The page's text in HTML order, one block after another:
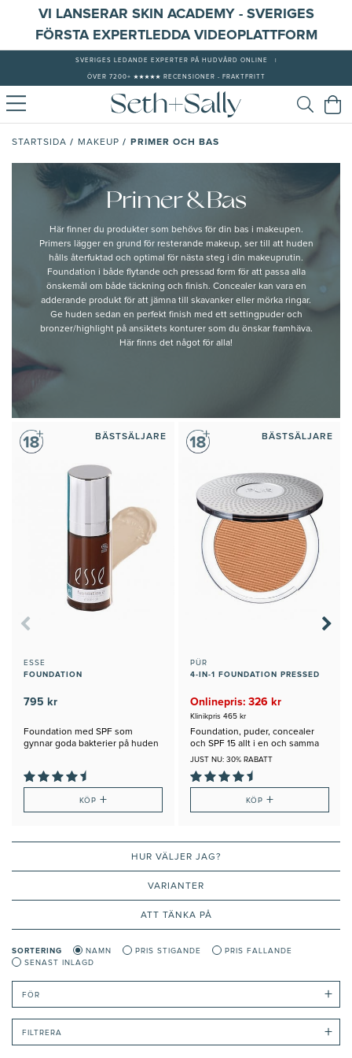
VI LANSERAR SKIN ACADEMY - SVERIGES
FÖRSTA EXPERTLEDDA VIDEOPLATTFORM
SVERIGES LEDANDE EXPERTER PÅ HUDVÅRD ONLINE
ÖVER 7200+ ★★★★★ RECENSIONER - FRAKTFRITT
STARTSIDA / MAKEUP / PRIMER OCH BAS
Primer & Bas
Här finner du produkter som behövs för din bas i makeupen.
Primers lägger en grund för resterande makeup, ser till att huden
hålls återfuktad och optimal för nästa steg i din makeuprutin.
Foundation i både flytande och pressad form för att passa alla
önskemål om både täckning och finish. Concealer kan vara en
adderande produkt för att jämna till skavanker eller mörka ringar.
Ge huden sedan en perfekt finish med ett settingpuder och
bronzer/highlight på ansiktets konturer som du önskar framhäva.
Här finns det något för alla!
BÄSTSÄLJARE
ESSE
FOUNDATION
795 kr
Foundation med SPF som
gynnar goda bakterier på huden
KÖP +
BÄSTSÄLJARE
PÜR
4-IN-1 FOUNDATION PRESSED
Onlinepris: 326 kr
Klinikpris 465 kr
Foundation, puder, concealer
och SPF 15 allt i en och samma
produkt
JUST NU: 30% RABATT
KÖP +
HUR VÄLJER JAG?
VARIANTER
ATT TÄNKA PÅ
FÖR +
SORTERING NAMN PRIS STIGANDE
PRIS FALLANDE
SENAST INLAGD
FILTRERA +